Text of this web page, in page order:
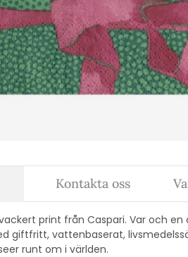
print från Caspari. Var och
giftfritt, vattenbaserat,
runt om i världen.
Kontakta oss